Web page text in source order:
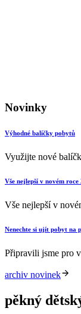
Novinky
Výhodné balíčky pobytů
Využijte nové
Vše nejlepší v novém roce
Vše nejlepší v
Nenechte si ujít pobyt na
Připravili jsme pro
archiv novinek
pěkný